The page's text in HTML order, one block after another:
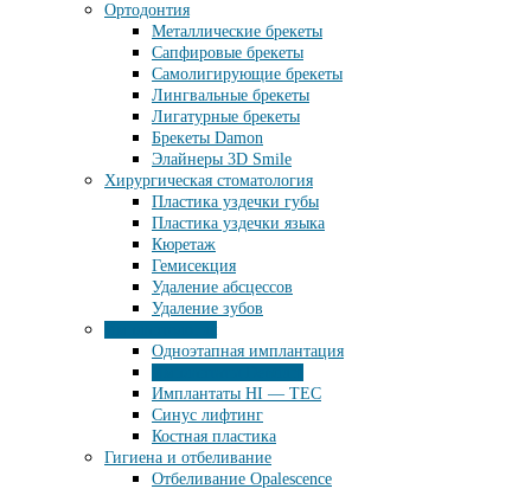
Ортодонтия
Металлические брекеты
Сапфировые брекеты
Самолигирующие брекеты
Лингвальные брекеты
Лигатурные брекеты
Брекеты Damon
Элайнеры 3D Smile
Хирургическая стоматология
Пластика уздечки губы
Пластика уздечки языка
Кюретаж
Гемисекция
Удаление абсцессов
Удаление зубов
Одноэтапная имплантация
Имплантаты HI — TEC
Синус лифтинг
Костная пластика
Гигиена и отбеливание
Отбеливание Opalescence